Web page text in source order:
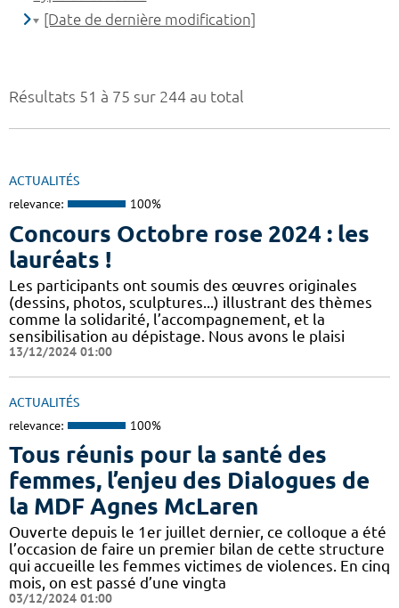
Résultats 51 à 75 sur 244 au total
ACTUALITÉS
relevance: 100%
Concours Octobre rose 2024 : les
lauréats !
Les participants ont soumis des œuvres originales
(dessins, photos, sculptures...) illustrant des thèmes
comme la solidarité, l’accompagnement, et la
sensibilisation au dépistage. Nous avons le plaisi
13/12/2024 01:00
ACTUALITÉS
relevance: 100%
Tous réunis pour la santé des
femmes, l’enjeu des Dialogues de
la MDF Agnes McLaren
Ouverte depuis le 1er juillet dernier, ce colloque a été
l’occasion de faire un premier bilan de cette structure
qui accueille les femmes victimes de violences. En cinq
mois, on est passé d’une vingta
03/12/2024 01:00
[Date de dernière modification]